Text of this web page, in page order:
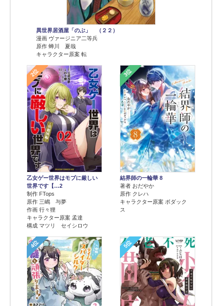
異世界居酒屋「のぶ」 （２２）
漫画 ヴァージニア二等兵
原作 蝉川 夏哉
キャラクター原案 転
2位
乙女ゲー世界はモブに厳しい
世界です【…2
制作 FTops
原作 三嶋 与夢
作画 行々狸
キャラクター原案 孟達
構成 マツリ セイシロウ
3位
結界師の一輪華 8
著者 おだやか
原作 クレハ
キャラクター原案 ボダック
ス
4位 5位